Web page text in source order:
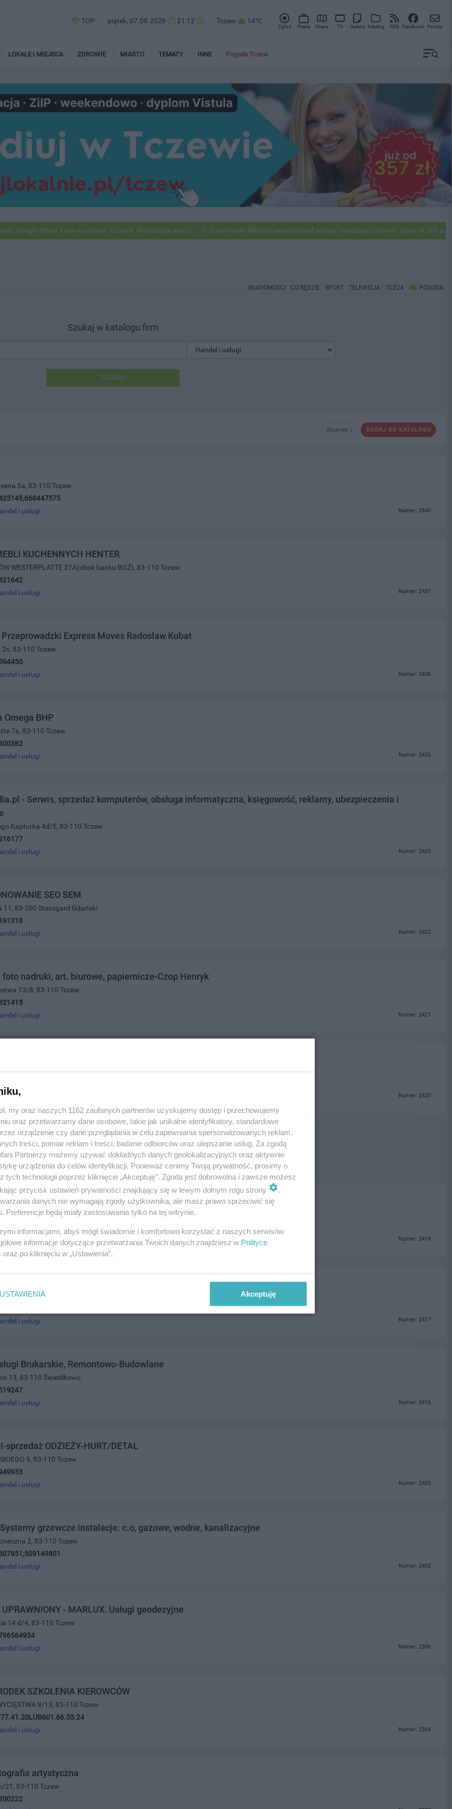
TOP piątek, 07.08.2026 21:12 Tczew 14°C
Zgłoś Praca Mapa TV Galeria Katalog RSS Facebook Poczta
LOKALE I MIEJSCA ZDROWIE MIASTO TEMATY INNE Pogoda Tczew
Street View na ulicach Tczewa. Aktualizują mapy Pod wpływem alkoholu wjechał pod pociąg narażając zdrowie i życie ok 500 pasażerów!
WIADOMOŚCI CO BĘDZIE SPORT TELEWIZJA TCZ24 POGODA
Szukaj w katalogu firm
SZUKAJ
DODAJ DO KATALOGU
Numer ↓
5a, 83-110 Tczew
i usługi Numer: 2440
KUCHENNYCH HENTER
WESTERPLATTE 27A(obok banku BGŻ), 83-110 Tczew
i usługi Numer: 2437
Express Moves Radosław Kubat
83-110 Tczew
i usługi Numer: 2436
Omega BHP
7a, 83-110 Tczew
i usługi Numer: 2426
- Serwis, sprzedaż komputerów, obsługa informatyczna, księgowość, reklamy, ubezpieczenia i
Kapturka 4d/5, 83-110 Tczew
i usługi Numer: 2425
SEO SEM
11, 83-200 Starogard Gdański
i usługi Numer: 2422
nadruki, art. biurowe, papiernicze-Czop Henryk
13/8, 83-110 Tczew
i usługi Numer: 2421
i wodno kanalizacyjne
i usługi Numer: 2420
Marcin Kubista
10b, 83-110 Tczew
i usługi Numer: 2419
20 na stacji LOTOS, 83-110 Tczew
i usługi Numer: 2417
Brukarskie, Remontowo-Budowlane
13, 83-110 Świetlikowo
i usługi Numer: 2416
sprzedaż ODZIEŻY-HURT/DETAL
9, 83-110 Tczew
i usługi Numer: 2405
grzewcze instalacje: c.o, gazowe, wodne, kanalizacyjne
2, 83-110 Tczew
i usługi Numer: 2402
UPRAWNIONY - MARLUX. Usługi geodezyjne
14 d/4, 83-110 Tczew
i usługi Numer: 2386
SZKOLENIA KIEROWCÓW
9/13, 83-110 Tczew
i usługi Numer: 2384
artystyczna
21, 83-110 Tczew
my oraz naszych 1162 zaufanych partnerów uzyskujemy dostęp i przechowujemy
oraz przetwarzamy dane osobowe, takie jak unikalne identyfikatory, standardowe
urządzenie czy dane przeglądania w celu zapewniania spersonalizowanych reklam,
treści, pomiar reklam i treści, badanie odbiorców oraz ulepszanie usług. Za zgodą
Partnerzy możemy używać dokładnych danych geolokalizacyjnych oraz aktywnie
urządzenia do celów identyfikacji. Ponieważ cenimy Twoją prywatność, prosimy o
tych technologii poprzez kliknięcie „Akceptuję”. Zgoda jest dobrowolna i zawsze możesz
przycisk ustawień prywatności znajdujący się w lewym dolnym rogu strony
.
danych nie wymagają zgody użytkownika, ale masz prawo sprzeciwić się
Preferencje będą miały zastosowania tylko na tej witrynie.
informacjami, abyś mógł świadomie i komfortowo korzystać z naszych serwisów
informacje dotyczące przetwarzania Twoich danych znajdziesz w Polityce
oraz po kliknięciu w „Ustawienia”.
USTAWIENIA Akceptuję